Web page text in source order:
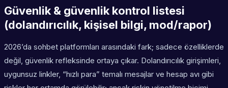
Güvenlik & güvenlik kontrol listesi
(dolandırıcılık, kişisel bilgi, mod/rapor)
2026’da sohbet platformları arasındaki fark; sadece özelliklerde
değil, güvenlik refleksinde ortaya çıkar. Dolandırıcılık girişimleri,
uygunsuz linkler, “hızlı para” temalı mesajlar ve hesap avı gibi